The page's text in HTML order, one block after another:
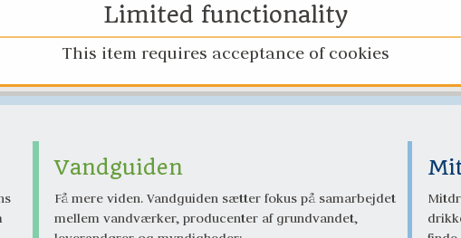
Limited functionality
This item requires acceptance of cookies
Vandguiden
Få mere viden. Vandguiden sætter fokus på samarbejdet
mellem vandværker, producenter af grundvandet,